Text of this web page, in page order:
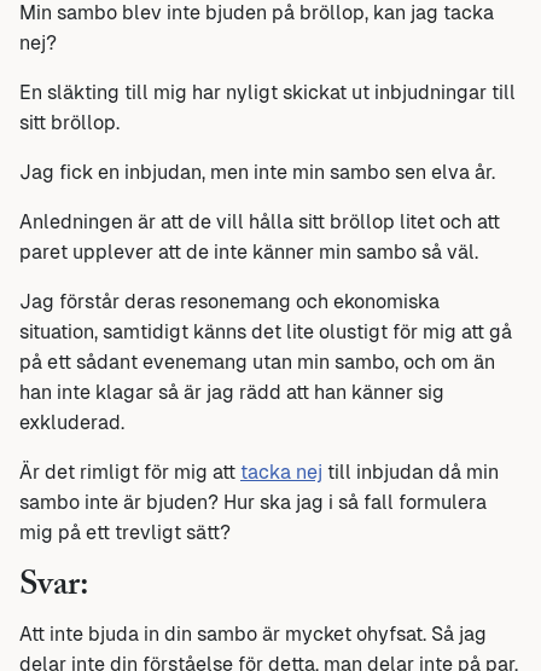
Min sambo blev inte bjuden på bröllop, kan jag tacka
nej?
En släkting till mig har nyligt skickat ut inbjudningar till
sitt bröllop.
Jag fick en inbjudan, men inte min sambo sen elva år.
Anledningen är att de vill hålla sitt bröllop litet och att
paret upplever att de inte känner min sambo så väl.
Jag förstår deras resonemang och ekonomiska
situation, samtidigt känns det lite olustigt för mig att gå
på ett sådant evenemang utan min sambo, och om än
han inte klagar så är jag rädd att han känner sig
exkluderad.
Är det rimligt för mig att tacka nej till inbjudan då min
sambo inte är bjuden? Hur ska jag i så fall formulera
mig på ett trevligt sätt?
Svar:
Att inte bjuda in din sambo är mycket ohyfsat. Så jag
delar inte din förståelse för detta, man delar inte på par.